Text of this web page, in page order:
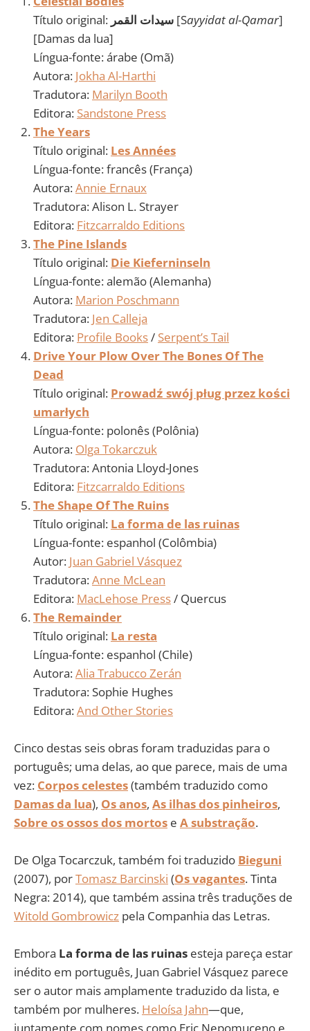
Título original: سيدات القمر [Sayyidat al-Qamar]
[Damas da lua]
Língua-fonte: árabe (Omã)
Autora: Jokha Al-Harthi
Tradutora: Marilyn Booth
Editora: Sandstone Press
The Years
Título original: Les Années
Língua-fonte: francês (França)
Autora:Annie Ernaux
Tradutora: Alison L. Strayer
Editora: Fitzcarraldo Editions
The Pine Islands
Título original: Die Kieferninseln
Língua-fonte: alemão (Alemanha)
Autora: Marion Poschmann
Tradutora: Jen Calleja
Editora: Profile Books/ Serpent’s Tail
Drive Your Plow Over The Bones Of The
Dead
Título original: Prowadź swój pług przez kości
umarłych
Língua-fonte: polonês (Polônia)
Autora: Olga Tokarczuk
Tradutora: Antonia Lloyd-Jones
Editora: Fitzcarraldo Editions
The Shape Of The Ruins
Título original: La forma de las ruinas
Língua-fonte: espanhol (Colômbia)
Autor: Juan Gabriel Vásquez
Tradutora:Anne McLean
Editora: MacLehose Press/ Quercus
The Remainder
Título original: La resta
Língua-fonte: espanhol (Chile)
Autora:Alia Trabucco Zerán
Tradutora: Sophie Hughes
Editora:And Other Stories
Cinco destas seis obras foram traduzidas para o
português; uma delas, ao que parece, mais de uma
vez: Corpos celestes(também traduzido como
Damas da lua), Os anos, As ilhas dos pinheiros,
Sobre os ossos dos mortos e A substração.
De Olga Tocarczuk, também foi traduzido Bieguni
(2007), porTomasz Barcinski (Os vagantes. Tinta
Negra: 2014), que também assina três traduções de
Witold Gombrowicz pela Companhia das Letras.
Embora La forma de las ruinas esteja pareça estar
inédito em português, Juan Gabriel Vásquez parece
ser o autor mais amplamente traduzido da lista, e
também por mulheres. Heloísa Jahn—que,